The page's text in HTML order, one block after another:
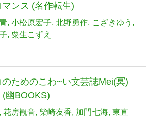
マンス (名作転生)
小松原宏子 北野勇作 こざきゆう
粟生こずえ
ためのこわ~い文芸誌Mei(冥)
(幽BOOKS)
花房観音 柴崎友香 加門七海 東直